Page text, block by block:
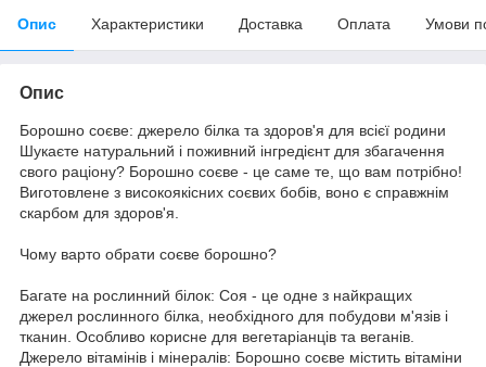
Опис Характеристики Доставка Оплата Умови
Опис
Борошно соєве: джерело білка та здоров'я для всієї родини
Шукаєте натуральний і поживний інгредієнт для збагачення
свого раціону? Борошно соєве - це саме те, що вам потрібно!
Виготовлене з високоякісних соєвих бобів, воно є справжнім
скарбом для здоров'я.
Чому варто обрати соєве борошно?
Багате на рослинний білок: Соя - це одне з найкращих
джерел рослинного білка, необхідного для побудови м'язів і
тканин. Особливо корисне для вегетаріанців та веганів.
Джерело вітамінів і мінералів: Борошно соєве містить вітаміни